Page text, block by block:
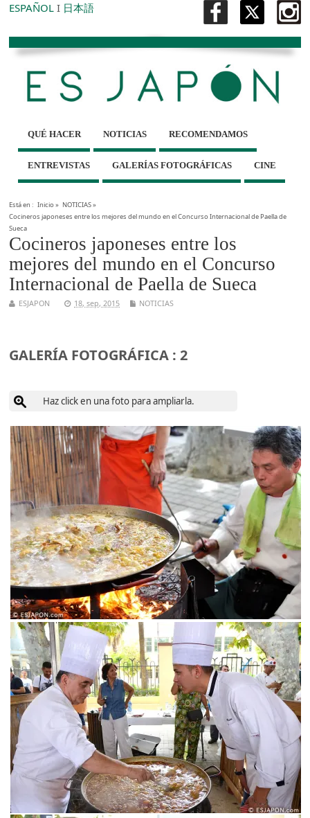
ESPAÑOL I 日本語
QUÉ HACER NOTICIAS RECOMENDAMOS
ENTREVISTAS GALERÍAS FOTOGRÁFICAS CINE
Está en : Inicio» NOTICIAS»
Cocineros japoneses entre los mejores del mundo en el Concurso Internacional de Paella de
Sueca
Cocineros japoneses entre los
mejores del mundo en el Concurso
Internacional de Paella de Sueca
ESJAPON 18, sep, 2015 NOTICIAS
GALERÍA FOTOGRÁFICA : 2
Haz click en una foto para ampliarla.